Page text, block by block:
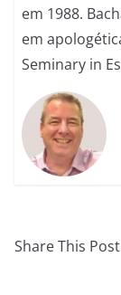
em 1988.
em
Seminary in
Share This